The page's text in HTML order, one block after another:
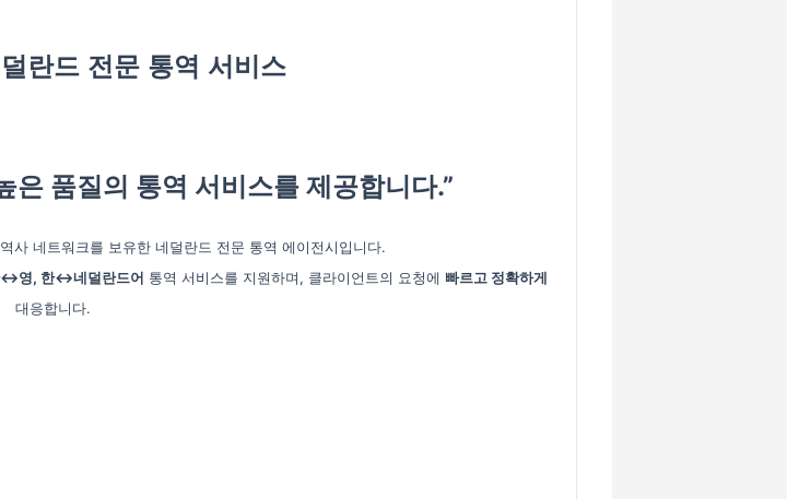
란드 전문 통역 서비스
은 품질의 통역 서비스를 제공합니다.”
사 네트워크를 보유한 네덜란드 전문 통역 에이전시입니다.
↔영, 한↔네덜란드어 통역 서비스를 지원하며, 클라이언트의 요청에 빠르고 정확하게
대응합니다.